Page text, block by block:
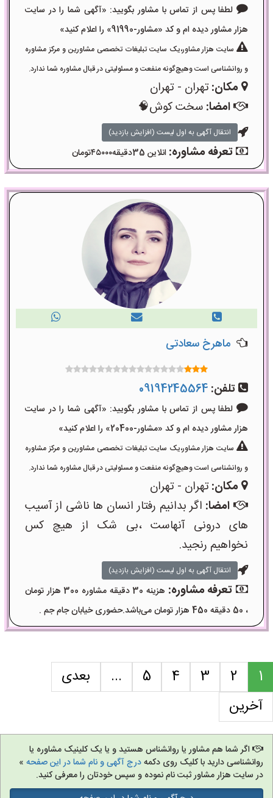
لطفا پس از تماس با مشاور بگویید: «آگهی شما را در سایت
هزار مشاور دیده ام و کد «مشاور-91990» را اعلام کنید»
سایت هزار مشاور،یک سایت تبلیغات تخصصی مشاورین و مرکز مشاوره
و روانشناسی است وهیچ‌گونه منفعت و مسئولیتی در قبال مشاوره شما ندارد.
مکان:تهران - تهران
امضا: سخت کوش🧠
انتقال آگهی به اول لیست (افزایش بازدید)
تعرفه مشاوره: انلاین 35دقیقه۴۵۰۰۰تومان
ماهرخ سعادتی
تلفن: 09194245564
لطفا پس از تماس با مشاور بگویید: «آگهی شما را در سایت
هزار مشاور دیده ام و کد «مشاور-20400» را اعلام کنید»
سایت هزار مشاور،یک سایت تبلیغات تخصصی مشاورین و مرکز مشاوره
و روانشناسی است وهیچ‌گونه منفعت و مسئولیتی در قبال مشاوره شما ندارد.
مکان:تهران - تهران
امضا: اگر بدانیم رفتار انسان ها ناشی از آسیب
های درونی آنهاست ،بی شک از هیچ کس
نخواهیم رنجید.
انتقال آگهی به اول لیست (افزایش بازدید)
تعرفه مشاوره:
هزینه 30 دقیقه مشاوره 300 هزار تومان
، 50 دقیقه 450 هزار تومان می‌باشد.حضوری خیابان جام جم .
1
2
3
4
5
...
بعدی
آخرین
اگر شما هم مشاور یا روانشناس هستید و یا یک کلینیک مشاوره یا
روانشناسی دارید با کلیک روی دکمهدرج آگهی و نام شما در این صفحه »
در سایت هزار مشاور ثبت نام نموده و سپس خودتان را معرفی کنید.